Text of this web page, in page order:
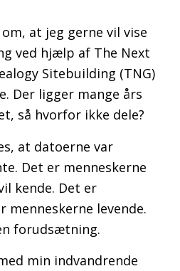
at jeg gerne vil vise
ved hjælp af The Next
Sitebuilding (TNG)
Der ligger mange års
så hvorfor ikke dele?
at datoerne var
Det er menneskerne
kende. Det er
menneskerne levende.
forudsætning.
min indvandrende